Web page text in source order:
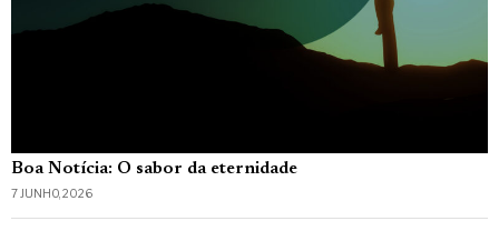
Boa Notícia: O sabor da eternidade
7 JUNHO, 2026